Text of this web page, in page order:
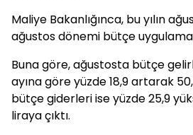
Maliye Bakanlığınca, bu yılın
ağustos dönemi bütçe uygulama
Buna göre, ağustosta bütçe
ayına göre yüzde 18,9 artarak
bütçe giderleri ise yüzde 25,9
liraya çıktı.